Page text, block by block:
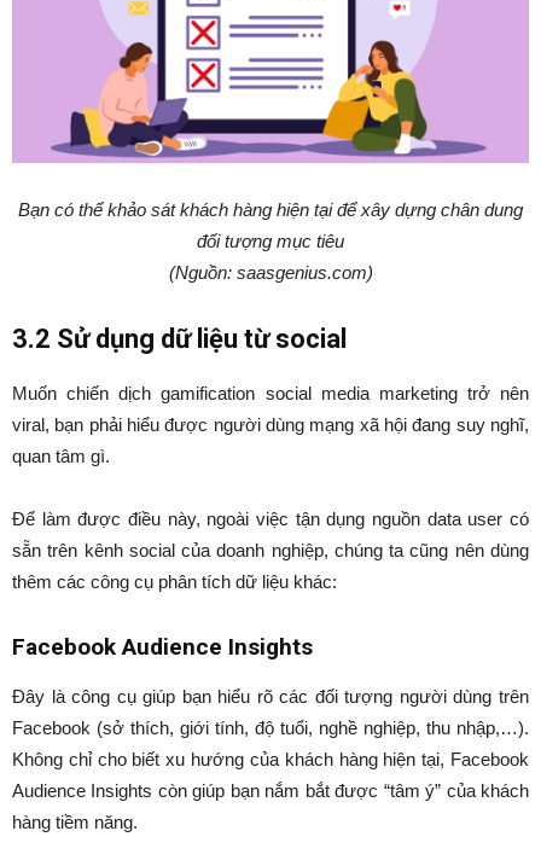
Bạn có thể khảo sát khách hàng hiện tại để xây dựng chân dung
đối tượng mục tiêu
(Nguồn: saasgenius.com)
3.2 Sử dụng dữ liệu từ social
Muốn chiến dịch gamification social media marketing trở nên
viral, bạn phải hiểu được người dùng mạng xã hội đang suy nghĩ,
quan tâm gì.
Để làm được điều này, ngoài việc tận dụng nguồn data user có
sẵn trên kênh social của doanh nghiệp, chúng ta cũng nên dùng
thêm các công cụ phân tích dữ liệu khác:
Facebook Audience Insights
Đây là công cụ giúp bạn hiểu rõ các đối tượng người dùng trên
Facebook (sở thích, giới tính, độ tuổi, nghề nghiệp, thu nhập,…).
Không chỉ cho biết xu hướng của khách hàng hiện tại, Facebook
Audience Insights còn giúp bạn nắm bắt được “tâm ý” của khách
hàng tiềm năng.